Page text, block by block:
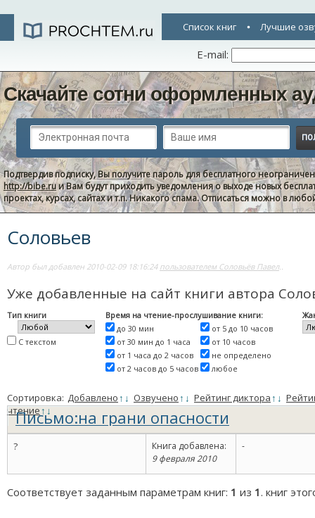
Список книг Лучшие
E-mail:
Скачайте сотни оформленных
Подтвердив подписку, Вы получите пароль для бесплатного
http://bibe.ruи Вам будут приходить уведомления о выходе новых
проектах, курсах, сайтах и т.п. Никакого спама. Отписаться можно в
Соловьев
Автор был добавлен 2010-02-09 18:16:24 пользователем Соловьёв Павел..
Уже добавленные на сайт книги автора
Тип книги
С текстом
Время на чтение-прослушивание книги:
до 30 мин
от 30 мин до 1 часа
от 1 часа до 2 часов
от 2 часов до 5 часов
от 5 до 10 часов
от 10 часов
не определено
любое
Сортировка: Добавлено↑ ↓ Озвучено↑ ↓ Рейтинг диктора↑ ↓
чтение↑↓
Письмо:на грани опасности
?
Книга добавлена:
9 февраля 2010
-
Соответствует заданным параметрам книг: 1 из 1. книг